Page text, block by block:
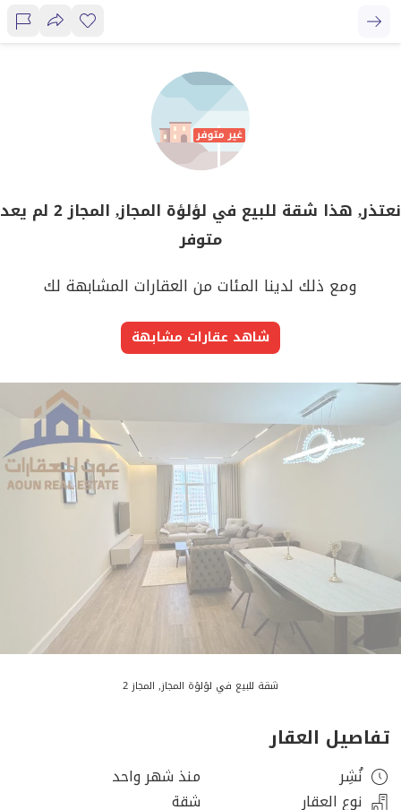
نعتذر, هذا شقة للبيع في لؤلؤة المجاز, المجاز 2 لم يعد
متوفر
ومع ذلك لدينا المئات من العقارات المشابهة لك
شاهد عقارات مشابهة
شقة للبيع في لؤلؤة المجاز, المجاز 2
تفاصيل العقار
نُشِر
منذ شهر واحد
نوع العقار
شقة